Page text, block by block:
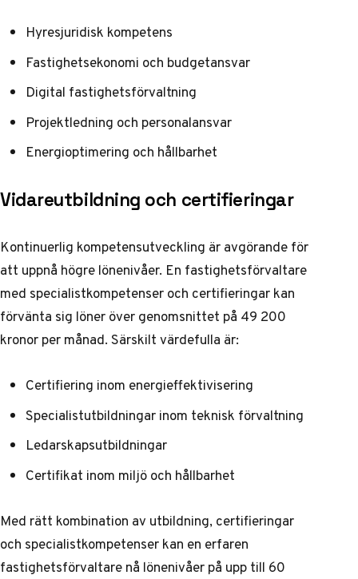
Hyresjuridisk kompetens
Fastighetsekonomi och budgetansvar
Digital fastighetsförvaltning
Projektledning och personalansvar
Energioptimering och hållbarhet
Vidareutbildning och certifieringar
Kontinuerlig kompetensutveckling är avgörande för
att uppnå högre lönenivåer. En fastighetsförvaltare
med specialistkompetenser och certifieringar kan
förvänta sig löner över genomsnittet på 49 200
kronor per månad. Särskilt värdefulla är:
Certifiering inom energieffektivisering
Specialistutbildningar inom teknisk förvaltning
Ledarskapsutbildningar
Certifikat inom miljö och hållbarhet
Med rätt kombination av utbildning, certifieringar
och specialistkompetenser kan en erfaren
fastighetsförvaltare nå lönenivåer på upp till 60